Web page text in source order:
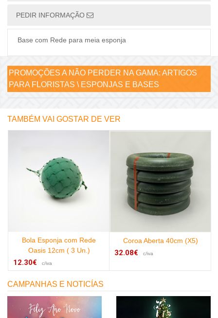
PEDIR INFORMAÇÃO
Base com Rede para meia esponja
PROMOÇÕES A NÃO PERDER NA GAMA: ARTIGOS
PARA FLORISTAS \ ESPONJAS E BASES
TAMBÉM VAI GOSTAR DE VER
Bola Esponja com Rede
Oasis 12cm ( 3 Un.)
12.30€ c/iva
Coroa Aberta 40cm (X5)
32.08€ c/iva
CAMPANHAS E NOTICÍAS